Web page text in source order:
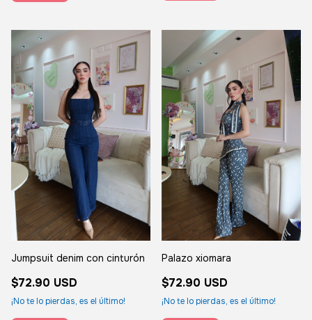
Jumpsuit denim con cinturón
$72.90 USD
¡No te lo pierdas, es el último!
Palazo xiomara
$72.90 USD
¡No te lo pierdas, es el último!